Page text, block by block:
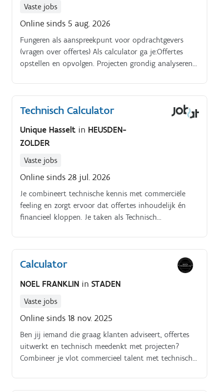
Vaste jobs
Online sinds 5 aug. 2026
Fungeren als aanspreekpunt voor opdrachtgevers
(vragen over offertes) Als calculator ga je:Offertes
opstellen en opvolgen. Projecten grondig analyseren
Technisch Calculator
Unique Hasselt in HEUSDEN-
ZOLDER
Vaste jobs
Online sinds 28 jul. 2026
Je combineert technische kennis met commerciële
feeling en zorgt ervoor dat offertes inhoudelijk én
financieel kloppen. Je taken als Technisch
interpreteren van lastenboeken en elektrische
schema’sBepalen van de juiste materiaalkeuzes en
kostprijsberekeningenMeedenken over innovatieve en
technisch haalbare oplossingen voor
accountmanager om offertes toe te lichtenDagelijks
overleg met collega’s van engineering, productie en
salesBewaken van nauwkeurigheid, deadlines en
kwaliteit binnen het offertetraject
Calculator
NOEL FRANKLIN in STADEN
Vaste jobs
Online sinds 18 nov. 2025
Ben jij iemand die graag klanten adviseert, offertes
uitwerkt en technisch meedenkt met projecten?
Combineer je vlot commercieel talent met technisch